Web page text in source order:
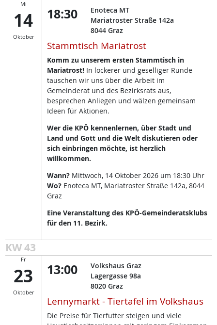
Mi
14
Oktober
18:30
Enoteca MT
Mariatroster Straße 142a
8044 Graz
Stammtisch Mariatrost
Komm zu unserem ersten Stammtisch in
Mariatrost! In lockerer und geselliger Runde
tauschen wir uns über die Arbeit im
Gemeinderat und des Bezirksrats aus,
besprechen Anliegen und wälzen gemeinsam
Ideen für Aktionen.
Wer die KPÖ kennenlernen, über Stadt und
Land und Gott und die Welt diskutieren oder
sich einbringen möchte, ist herzlich
willkommen.
Wann? Mittwoch, 14 Oktober 2026 um 18:30 Uhr
Wo? Enoteca MT, Mariatroster Straße 142a, 8044
Graz
Eine Veranstaltung des KPÖ-Gemeinderatsklubs
für den 11. Bezirk.
KW 43
Fr
23
Oktober
13:00
Volkshaus Graz
Lagergasse 98a
8020 Graz
Lennymarkt - Tiertafel im Volkshaus
Die Preise für Tierfutter steigen und viele